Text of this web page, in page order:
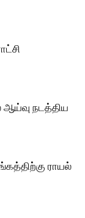
ஆய்வு நடத்திய
ராயல்